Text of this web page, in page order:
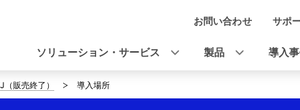
ゲ
ー
お問い合わせ サポ
ソリューション・サービス 製品 導入
販売終了） 導入場所